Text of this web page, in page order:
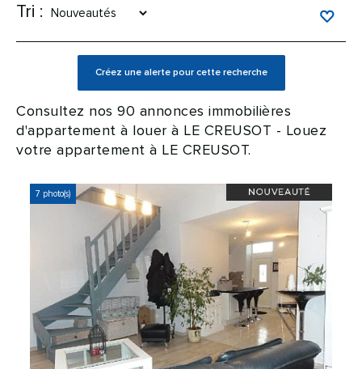
Tri :
Consultez nos 90 annonces immobilières
d'appartement à louer à LE CREUSOT - Louez
votre appartement à LE CREUSOT.
7 photo(s)